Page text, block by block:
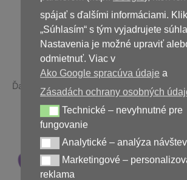
spájať s ďalšími informáciami.
„Súhlasím“ s tým vyjadrujete
Nastavenia je možné upraviť
odmietnuť. Viac v
Ako Google spracúva údaje a
Zásadách ochrany osobných
Technické – nevyhnutné pre
Technické – nevyhnutné pre
fungovanie
Analytické – analýza návštevnosti
Analytické – analýza
Marketingové – personalizovaná
Marketingové –
reklama
Nedostupné
Ďalšie produkty v rovnakej kategórii:
Novinka
Zľava!
Novinka